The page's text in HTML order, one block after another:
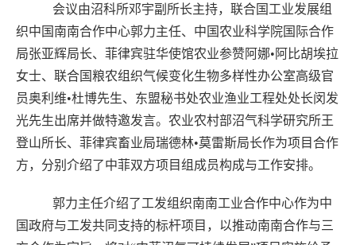
会议由沼科所邓宇副所长主持，联合国工业发展组
织中国南南合作中心郭力主任、中国农业科学院国际合作
局张亚辉局长、菲律宾驻华使馆农业参赞阿娜•阿比胡埃拉
女士、联合国粮农组织气候变化生物多样性办公室高级官
员奥利维•杜博先生、东盟秘书处农业渔业工程处处长闵发
光先生出席并做特邀发言。农业农村部沼气科学研究所王
登山所长、菲律宾畜业局瑞德林•莫雷斯局长作为项目合作
方，分别介绍了中菲双方项目组成员构成与工作安排。
郭力主任介绍了工发组织南南工业合作中心作为中
国政府与工发共同支持的标杆项目，以推动南南合作与三